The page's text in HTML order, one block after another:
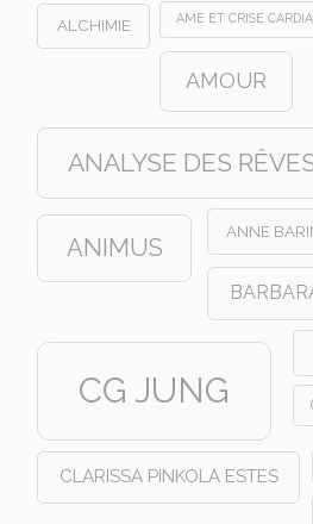
ALCHIMIE AME ET CRISE
AMOUR
ANALYSE DES
ANIMUS
ANNE
CG JUNG
CLARISSA PINKOLA ESTES